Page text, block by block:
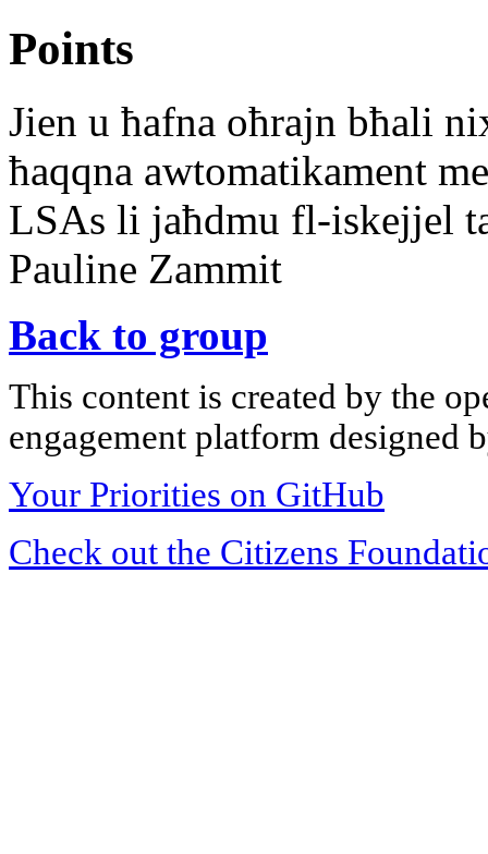
Points
Jien u ħafna oħrajn bħali
ħaqqna awtomatikament
LSAs li jaħdmu fl-iskejjel
Pauline Zammit
Back to group
This content is created by the
engagement platform designed
Your Priorities on GitHub
Check out the Citizens